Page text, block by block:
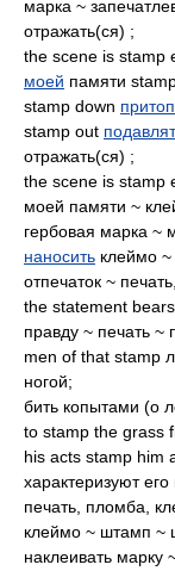
марка ~
отражать(ся) ;
the scene is stamp
моей памяти
stamp down
stamp out
отражать(ся) ;
the scene is stamp
моей памяти ~
гербовая марка ~
наносить клеймо ~
отпечаток ~
the statement
правду ~ печать
men of that stamp
ногой;
бить копытами (о
to stamp the grass
his acts stamp him
характеризуют
печать, пломба,
клеймо ~ штамп ~
наклеивать марку